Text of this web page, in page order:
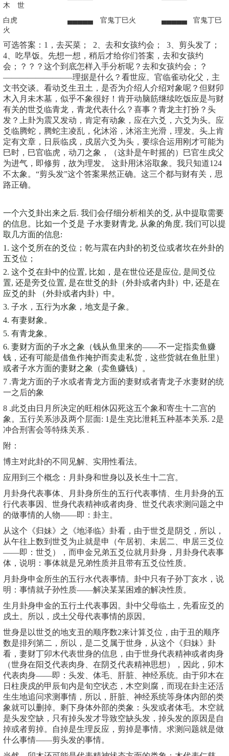
木 世
白虎 ▄▄▄▄▄ 官鬼丁巳火
▄▄▄▄▄
官鬼丁巳
火
可选答案：1，去买菜； 2、去和女孩约会； 3、剪头发了；
4、吃早饭。先想一想，稍后才给你们答案，去和女孩约
会；？？？这个到底怎样入手分析呢？去和女孩约会；？
————————–理据是什么？看世应。官临雀动化父，主
文书交谈。看动爻生丑土，是否为介绍人介绍对象呢？但财卯
木入月未木墓，似乎不象很好！肯开动脑筋继续吃饭应是与财
有关的世爻临青龙，青龙代表什么？喜事？青龙主打扮？头
发？上卦为震又发动，肯定有动象，应在六爻，六爻为头。应
爻临腾蛇，腾蛇主凌乱，化沐浴，沐浴主光滑，理发。头上肯
定有文章，日辰临戍，戍居六爻为头，要综合运用刚才可能为
巳时，巳官临虎，动刀之象，（这卦是午时摇的）巳官生戍父
为进气，即修剪，故为理发。 这卦用沐浴取象。我只知道124
不太象。“剪头发”这个答案果然正确。这三个都与财有关，思
路正确。
一个六爻卦出来之后. 我们会仔细分析相关的爻, 从中提取需要
的信息。比如一个爻是 子水妻财青龙, 从象的角度, 我们可以提
取几方面的信息:
1. 这个爻所在的爻位；乾与震在内卦的初爻位或者坎在外卦的
五爻位；
2. 这个爻在卦中的位置, 比如，是在世位还是应位, 是间爻位
置, 还是旁爻位置, 是在世爻的卦（外卦或者内卦）中, 还是在
应爻的卦 （外卦或者内卦）中。
3. 子水，五行为水象，地支是子象。
4. 有妻财象。
5. 有青龙象。
6. 妻财方面的子水之象（钱从鱼里来的——不一定指卖鱼赚
钱，还有可能是借鱼作掩护而卖走私货，这些货就在鱼肚里）
或者子水方面的妻财之象（卖鱼赚钱）。
7 .青龙方面的子水或者青龙方面的妻财或者青龙子水妻财的统
一之后的象
8 .此爻由日月所决定的旺相休囚死这五个象和寄生十二宫的
象。五行关系涉及两个层面: 1是生克比泄耗五种基本关系. 2是
冲合刑害会等特殊关系 .
附：
博主对此卦的不同见解、实用性看法。
应用到三个概念：月卦身和世身以及长生十二宫。
月卦身代表事体、月卦身所生的五行代表事情、生月卦身的五
行代表事因、世身代表精神或者肉身、世爻代表求测问题之中
的做事情的人物——即：卦主。
从这个《归妹》之《地泽临》卦看，由于世爻是阴爻，所以，
从午往上数到世爻为止就是申（午居初、未居二、申居三爻位
——即：世爻），而申金兄弟五爻位就月卦身，月卦身代表事
体，说明：事体就是兄弟性质并且带有五爻位性质。
月卦身申金所生的五行水代表事情。卦中只有子孙丁亥水，说
明：事情就子孙性质——解决某某困难的解决性质。
生月卦身申金的五行土代表事因。卦中父母临土，先看应爻的
戍土。所以，戍土父母代表事情的原因。
世身是以世爻的地支丑的顺序数2来计算爻位，由于丑的顺序
数是排列第二，所以，是二爻属于世身，从这个《归妹》卦
看，妻财丁卯木代表世身的信息，由于世身代表精神或者肉身
（世身在阳爻代表肉身、在阴爻代表精神思想），因此，卯木
代表肉身——即：头发、体毛、肝脏、神经系统。由于卯木在
日柱庚戍的甲辰旬内是旬空状态，木空则腐，而现在卦主还活
生生地追问求测事情，所以，肝脏、神经系统等身体内部的类
象就可以删掉。剩下身体外部的类象：头发或者体毛。木空就
是头发空缺，只有掉头发才导致空缺头发，掉头发的原因是自
掉或者剪掉。自掉是生理反应，剪掉是事情。求测问题就是做
什么事情——剪头发的事情。